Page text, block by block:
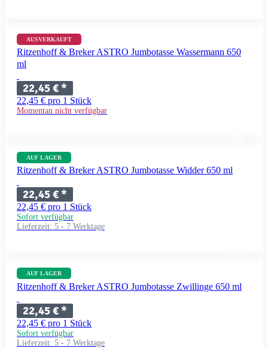
AUSVERKAUFT
Ritzenhoff & Breker ASTRO Jumbotasse Wassermann 650
ml
22,45 €*
22,45 € pro 1 Stück
Momentan nicht verfügbar
AUF LAGER
Ritzenhoff & Breker ASTRO Jumbotasse Widder 650 ml
22,45 €*
22,45 € pro 1 Stück
Sofort verfügbar
Lieferzeit: 5 - 7 Werktage
AUF LAGER
Ritzenhoff & Breker ASTRO Jumbotasse Zwillinge 650 ml
22,45 €*
22,45 € pro 1 Stück
Sofort verfügbar
Lieferzeit: 5 - 7 Werktage